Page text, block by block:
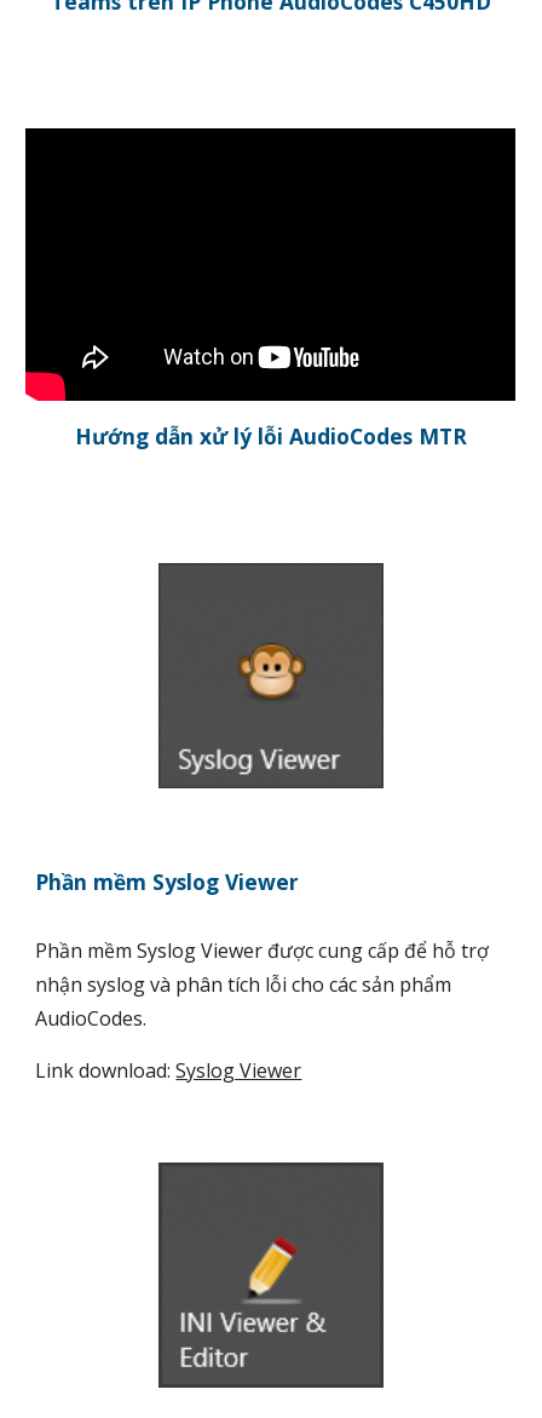
Hướng dẫn xử lý lỗi AudioCodes MTR
Phần mềm Syslog Viewer
Phần mềm Syslog Viewer được cung cấp để hỗ trợ
nhận syslog và phân tích lỗi cho các sản phẩm
AudioCodes.
Link download:Syslog Viewer